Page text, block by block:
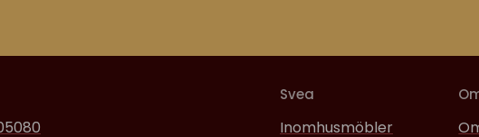
Svea
Inomhusmöbler